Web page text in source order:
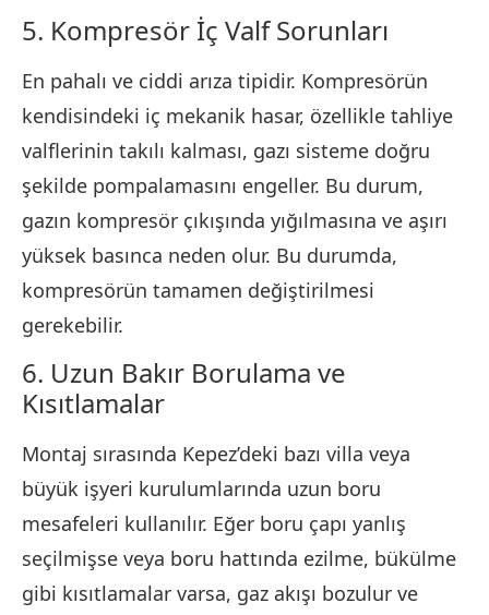
5. Kompresör İç Valf Sorunları
En pahalı ve ciddi arıza tipidir. Kompresörün
kendisindeki iç mekanik hasar, özellikle tahliye
valflerinin takılı kalması, gazı sisteme doğru
şekilde pompalamasını engeller. Bu durum,
gazın kompresör çıkışında yığılmasına ve aşırı
yüksek basınca neden olur. Bu durumda,
kompresörün tamamen değiştirilmesi
gerekebilir.
6. Uzun Bakır Borulama ve
Kısıtlamalar
Montaj sırasında Kepez’deki bazı villa veya
büyük işyeri kurulumlarında uzun boru
mesafeleri kullanılır. Eğer boru çapı yanlış
seçilmişse veya boru hattında ezilme, bükülme
gibi kısıtlamalar varsa, gaz akışı bozulur ve